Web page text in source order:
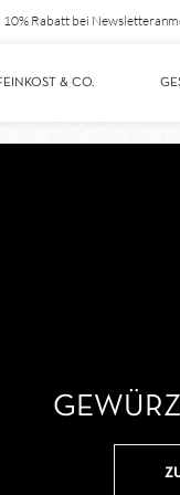
10% Rabatt bei
& CO.